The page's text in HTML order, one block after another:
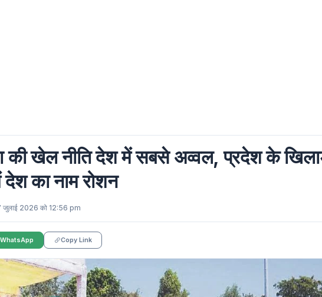
की खेल नीति देश में सबसे अव्वल, प्रदेश के
का नाम रोशन
जुलाई 2026 को 12:56 pm
WhatsApp Copy Link